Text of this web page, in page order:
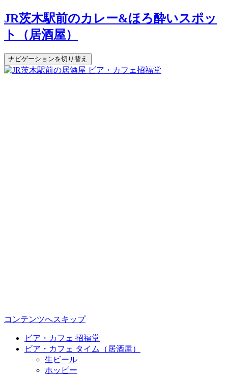
JR茨木駅前のカレー&ほろ酔いスポッ
ト（居酒屋）
ナビゲーションを切り替え
コンテンツへスキップ
ビア・カフェ 招福堂
ビア・カフェ タイム（居酒屋）
生ビール
ホッピー